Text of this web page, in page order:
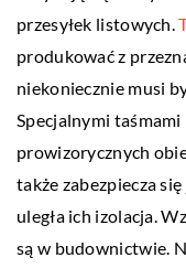
przesyłek listowych.
produkować z
niekoniecznie musi
Specjalnymi
prowizorycznych
także zabezpiecza
uległa ich izolacja.
są w budownictwie.